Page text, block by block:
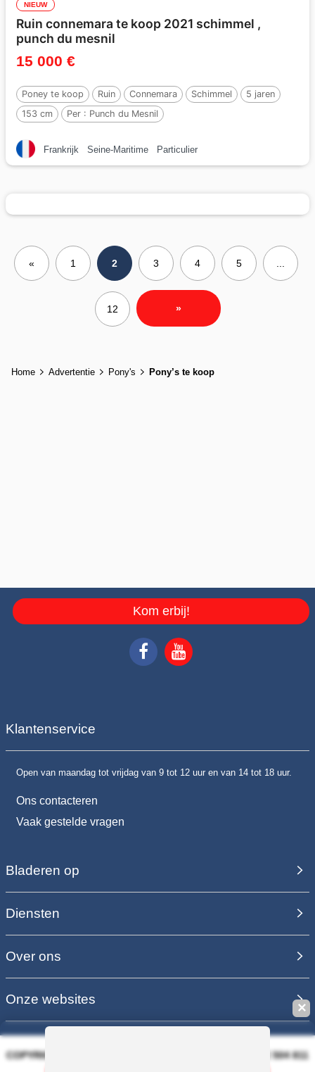
NIEUW
Ruin connemara te koop 2021 schimmel ,
punch du mesnil
15 000 €
Poney te koop Ruin Connemara Schimmel
5 jaren
153 cm
Per : Punch du Mesnil
Frankrijk Seine-Maritime Particulier
« 1 2 3 4 5
12 »
Home Advertentie Pony's Pony’s te koop
Kom erbij!
Klantenservice
Open van maandag tot vrijdag van 9 tot 12 uur en van 14 tot 18 uur.
Ons contacteren
Vaak gestelde vragen
Bladeren op
Diensten
Over ons
Onze websites
COPYRIGHT 2006 - 2025 - EQUIRODI SAS - R.C.S. DOLE 504 811
✕